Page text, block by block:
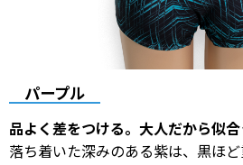
パープル
品よく差をつける。大人だから似
落ち着いた深みのある紫は、黒ほ